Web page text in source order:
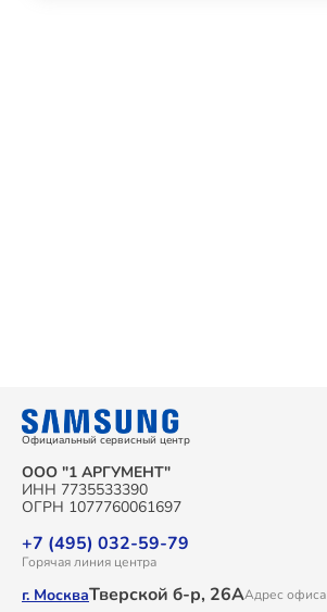
Официальный сервисный центр
ООО "1 АРГУМЕНТ"
ИНН 7735533390
ОГРН 1077760061697
+7 (495) 032-59-79
Горячая линия центра
г. МоскваТверской б-р, 26ААдрес офиса